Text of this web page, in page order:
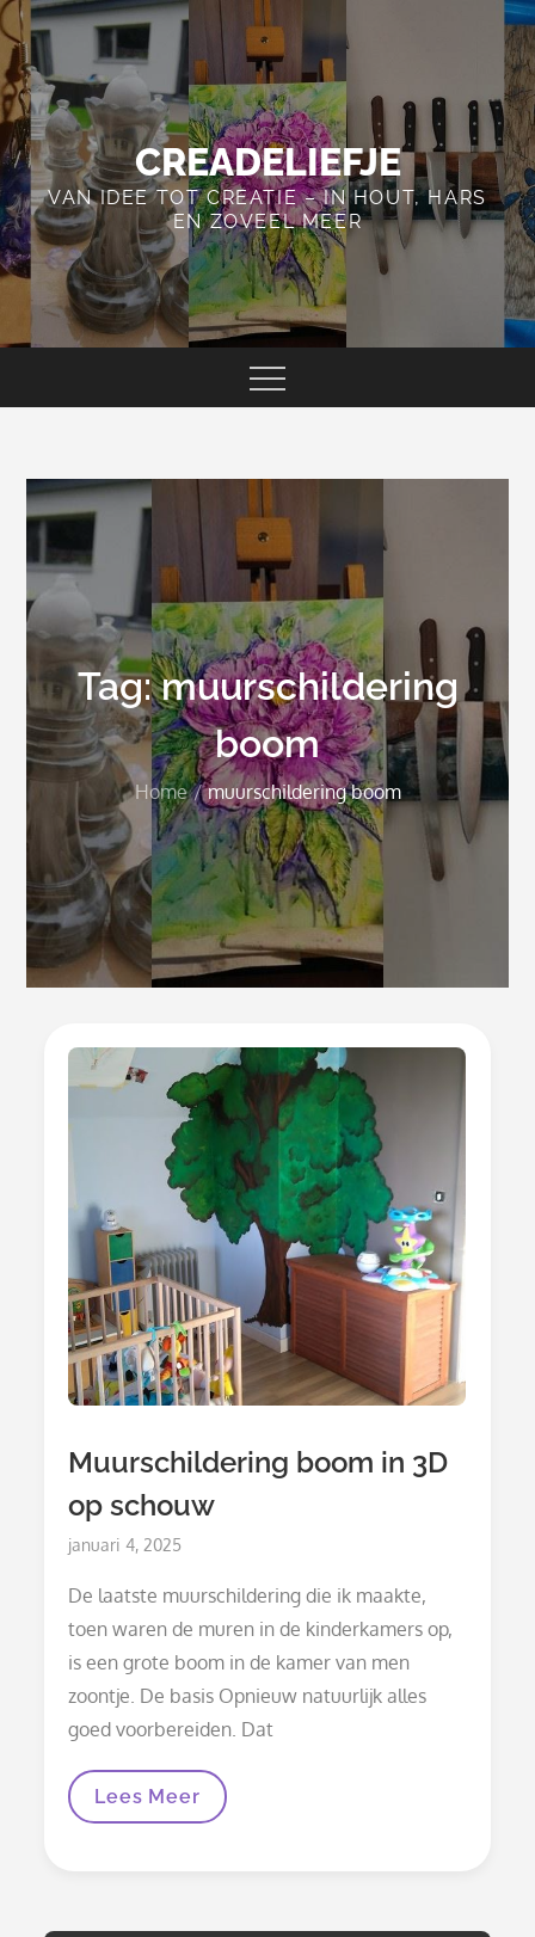
Skip
to
content
CREADELIEFJE
VAN IDEE TOT CREATIE – IN HOUT, HARS
EN ZOVEEL MEER
Tag:muurschildering
boom
Home muurschildering boom
Muurschildering boom in 3D
op schouw
Posted
januari 4, 2025
De laatste muurschildering die ik maakte,
toen waren de muren in de kinderkamers op,
is een grote boom in de kamer van men
zoontje. De basis Opnieuw natuurlijk alles
goed voorbereiden. Dat
Muurschildering
Lees Meer